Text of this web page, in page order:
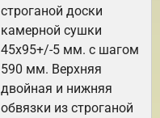
строганой доски
камерной сушки
45х95+/-5 мм. с шагом
590 мм. Верхняя
двойная и нижняя
обвязки из строганой